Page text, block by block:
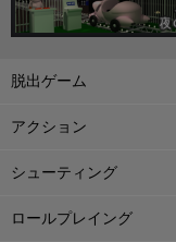
脱出ゲーム
アクション
シューティング
ロールプレイング